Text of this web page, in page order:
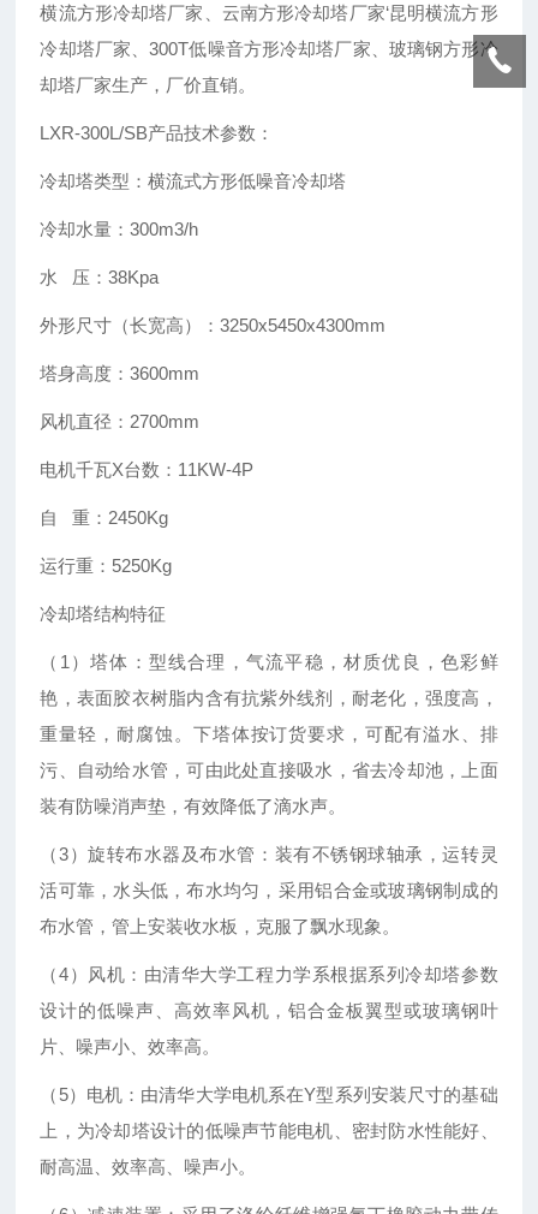
横流方形冷却塔厂家、云南方形冷却塔厂家‘昆明横流方形
冷却塔厂家、300T低噪音方形冷却塔厂家、玻璃钢方形冷
却塔厂家生产，厂价直销。
LXR-300L/SB产品技术参数：
冷却塔类型：横流式方形低噪音冷却塔
冷却水量：300m3/h
水 压：38Kpa
外形尺寸（长宽高）：3250x5450x4300mm
塔身高度：3600mm
风机直径：2700mm
电机千瓦X台数：11KW-4P
自 重：2450Kg
运行重：5250Kg
冷却塔结构特征
（1）塔体：型线合理，气流平稳，材质优良，色彩鲜
艳，表面胶衣树脂内含有抗紫外线剂，耐老化，强度高，
重量轻，耐腐蚀。下塔体按订货要求，可配有溢水、排
污、自动给水管，可由此处直接吸水，省去冷却池，上面
装有防噪消声垫，有效降低了滴水声。
（3）旋转布水器及布水管：装有不锈钢球轴承，运转灵
活可靠，水头低，布水均匀，采用铝合金或玻璃钢制成的
布水管，管上安装收水板，克服了飘水现象。
（4）风机：由清华大学工程力学系根据系列冷却塔参数
设计的低噪声、高效率风机，铝合金板翼型或玻璃钢叶
片、噪声小、效率高。
（5）电机：由清华大学电机系在Y型系列安装尺寸的基础
上，为冷却塔设计的低噪声节能电机、密封防水性能好、
耐高温、效率高、噪声小。